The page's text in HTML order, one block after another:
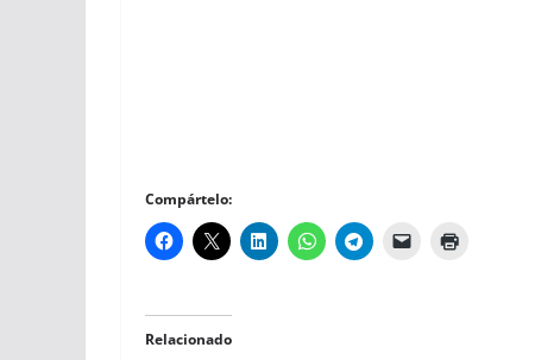
Compártelo:
Relacionado